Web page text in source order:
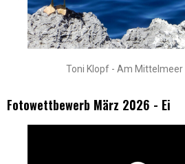
Toni Klopf - Am Mittelmeer
Fotowettbewerb März 2026 - Ei